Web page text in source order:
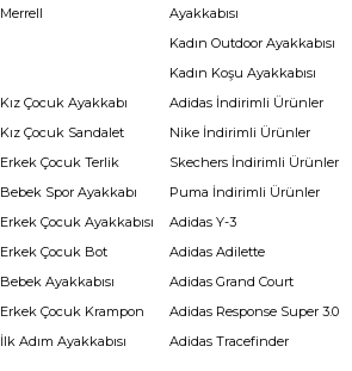
Merrell
Ayakkabısı
Kadın Outdoor Ayakkabısı
Kadın Koşu Ayakkabısı
Kız Çocuk Ayakkabı
Kız Çocuk Sandalet
Erkek Çocuk Terlik
Bebek Spor Ayakkabı
Erkek Çocuk Ayakkabısı
Erkek Çocuk Bot
Bebek Ayakkabısı
Erkek Çocuk Krampon
İlk Adım Ayakkabısı
Adidas İndirimli Ürünler
Nike İndirimli Ürünler
Skechers İndirimli Ürünler
Puma İndirimli Ürünler
Adidas Y-3
Adidas Adilette
Adidas Grand Court
Adidas Response Super 3.0
Adidas Tracefinder